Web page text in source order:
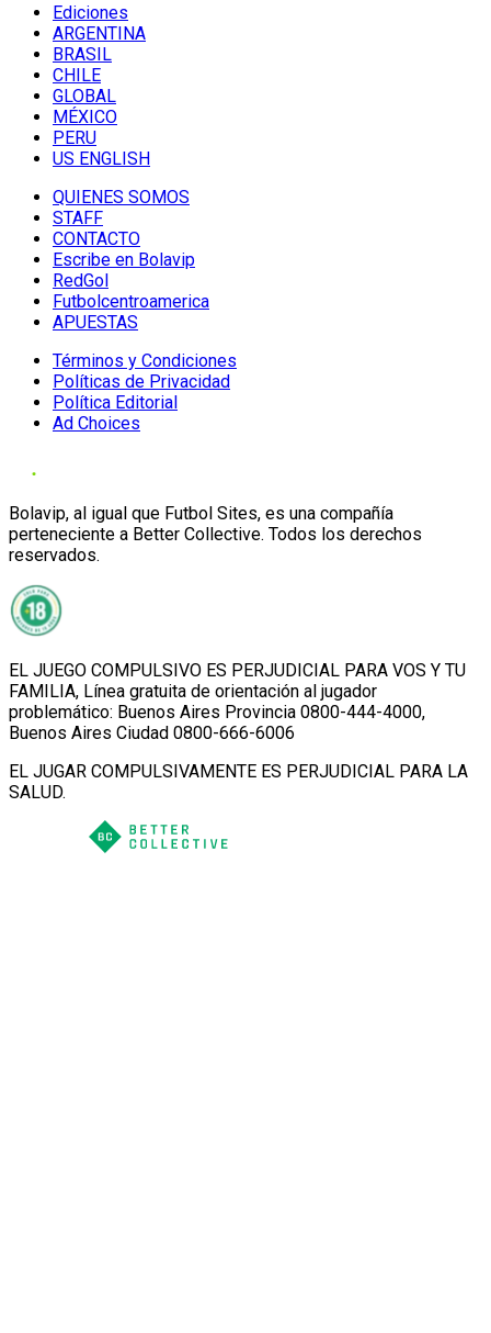
Ediciones
ARGENTINA
BRASIL
CHILE
GLOBAL
MÉXICO
PERU
US ENGLISH
QUIENES SOMOS
STAFF
CONTACTO
Escribe en Bolavip
RedGol
Futbolcentroamerica
APUESTAS
Términos y Condiciones
Políticas de Privacidad
Política Editorial
Ad Choices
Bolavip, al igual que Futbol Sites, es una compañía
perteneciente a Better Collective. Todos los derechos
reservados.
EL JUEGO COMPULSIVO ES PERJUDICIAL PARA VOS Y TU
FAMILIA, Línea gratuita de orientación al jugador
problemático: Buenos Aires Provincia 0800-444-4000,
Buenos Aires Ciudad 0800-666-6006
EL JUGAR COMPULSIVAMENTE ES PERJUDICIAL PARA LA
SALUD.